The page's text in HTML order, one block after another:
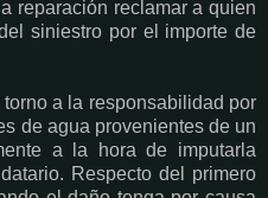
reparación reclamar a quien
siniestro por el importe de
a la responsabilidad por
de agua provenientes de un
a la hora de imputarla
Respecto del primero